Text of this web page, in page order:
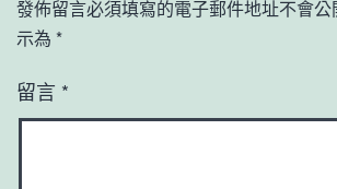
發佈留言必須填寫的電子郵件地址不會公
示為 *
留言 *